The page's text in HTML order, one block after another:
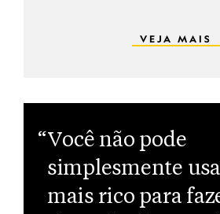
VEJA MAIS
“Você não pode
simplesmente
mais rico para